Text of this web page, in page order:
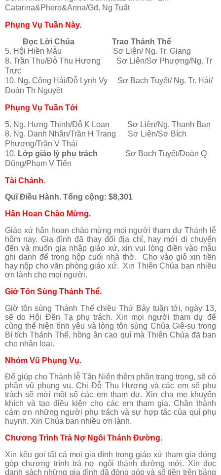
Catarina&Phero&Anna/Gđ. Ng Tuất
Phụng Vụ Tuần Này.
Đọc Lời Chúa
Trao Thánh Thể
5. Hội Hiền Mẫu Sơ Liên/ Ng. Tr. Giang
8. Trần Thu/Đỗ Thu Hương Sơ Liên/Sơ Phượng/Ng. Tr
Trực
10. Ng. Công Hải/Đỗ Lynh Vy Sơ Bạch Tuyết/ Ng. Tr. Hải/
Đoàn Th Nguyệt
Phụng Vụ Tuần Tới
5. Ng. Hưng Thịnh/Đỗ K Loan Sơ Liên/Ng. Thanh Ban
8. Ng. Danh Nhân/Trần H Trang Sơ Liên/Sơ Bích
Phượng/Trần V Thái
10. Lớp giáo lý phụ trách Sơ Bạch Tuyết/Đoàn Q
Dũng/Phạm V Tiến
Tài Chánh.
Quĩ Điều Hành. Tổng cộng: $8,301
Hân Hoan Chào Mừng.
Giáo xứ hân hoan chào mừng mọi người tham dự Thánh lễ
hôm nay. Gia đình đã thay đổi địa chỉ, hay mới di chuyển
đến và muốn gia nhập giáo xứ, xin vui lòng điền vào mẫu
ghi danh để trong hộp cuối nhà thờ. Cho vào giỏ xin tiền
hay nộp cho văn phòng giáo xứ. Xin Thiên Chúa ban nhiều
ơn lành cho mọi người.
Giờ Tôn Sùng Thánh Thể.
Giờ tôn sùng Thánh Thể chiều Thứ Bảy tuần tới, ngày 13,
sẽ do Hội Đền Tạ phụ trách. Xin mọi người tham dự để
cùng thể hiện tình yêu và lòng tôn sùng Chúa Giê-su trong
Bí tích Thánh Thể, hồng ân cao quí mà Thiên Chúa đã ban
cho nhân loại.
Nhóm Vũ Phụng Vụ.
Để giúp cho Thánh lễ Tân Niên thêm phần trang trọng, sẽ có
phần vũ phụng vụ. Chị Đỗ Thu Hương và các em sẽ phụ
trách sẽ mời một số các em tham dự. Xin cha mẹ khuyến
khích và tạo điều kiện cho các em tham gia. Chân thành
cám ơn những người phụ trách và sự hợp tác của quí phụ
huynh. Xin Chúa ban nhiều ơn lành.
Chương Trình Trả Nợ Ngôi Thánh Đường.
Xin kêu gọi tất cả mọi gia đình trong giáo xứ tham gia đóng
góp chương trình trả nợ ngôi thánh đường mới. Xin đọc
danh sách những gia đình đã đóng góp và số tiền trên bảng